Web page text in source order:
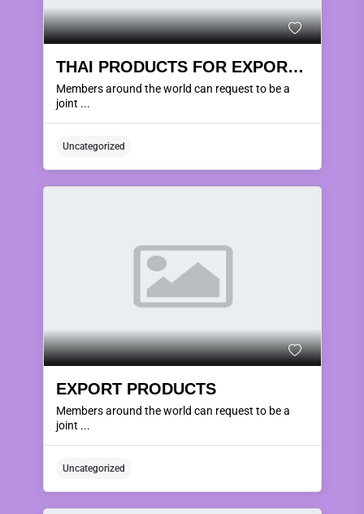
THAI PRODUCTS FOR EXPORT AROUND THE WORLD.
Members around the world can request to be a
joint ...
Uncategorized
EXPORT PRODUCTS
Members around the world can request to be a
joint ...
Uncategorized